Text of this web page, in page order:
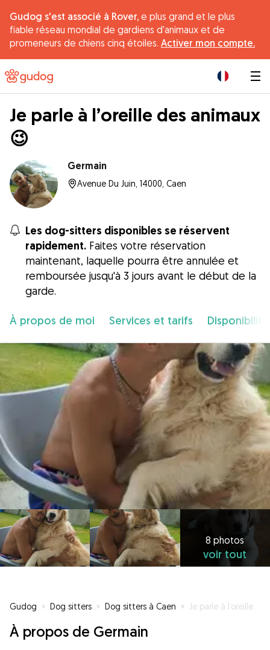
Gudog s'est associé à Rover, e plus grand et le plus
fiable réseau mondial de gardiens d'animaux et de
promeneurs de chiens cinq étoiles. Activer mon compte.
Je parle à l’oreille des animaux
😉
Germain
Avenue Du Juin, 14000, Caen
Les dog-sitters disponibles se réservent
rapidement. Faites votre réservation
maintenant, laquelle pourra être annulée et
remboursée jusqu'à 3 jours avant le début de la
garde.
À propos de moi Services et tarifs Disponibilité
8 photos
voir tout
Gudog » Dog sitters » Dog sitters à Caen » Je parle à l’oreille des animaux 😉
À propos de Germain